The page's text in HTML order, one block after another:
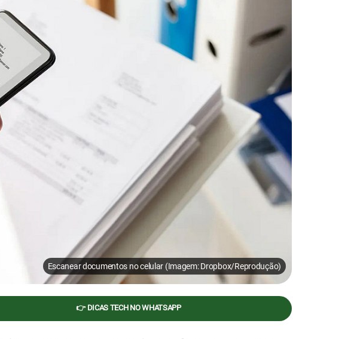
Escanear documentos no celular (Imagem: Dropbox/Reprodução)
👉 DICAS TECH NO WHATSAPP